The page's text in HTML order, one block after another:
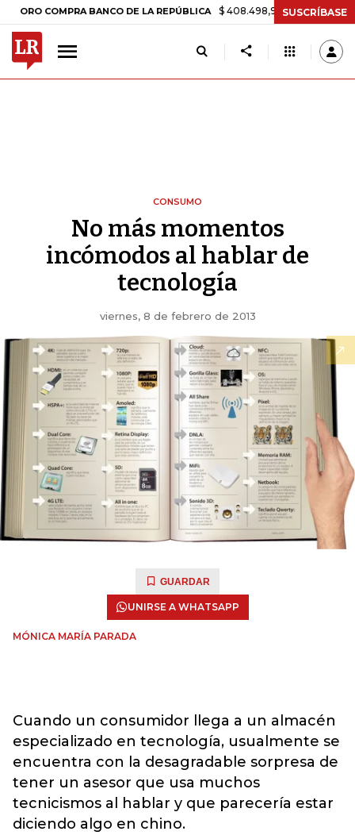
COMPRA BANCO DE LA REPÚBLICA $ 408.498,97 +$ 8.753,81
SUSCRÍBASE
CONSUMO
No más momentos
incómodos al hablar de
tecnología
viernes, 8 de febrero de 2013
GUARDAR
UNIRSE A WHATSAPP
MÓNICA MARÍA PARADA
Cuando un consumidor llega a un almacén
especializado en tecnología, usualmente se
encuentra con la desagradable sorpresa de
tener un asesor que usa muchos
tecnicismos al hablar y que parecería estar
diciendo algo en chino.